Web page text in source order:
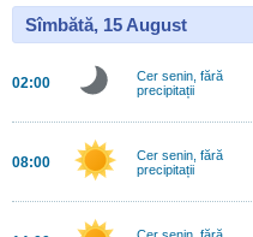
Sîmbătă, 15 August
02:00
Cer senin, fără
precipitații
08:00
Cer senin, fără
precipitații
Cer senin, fără